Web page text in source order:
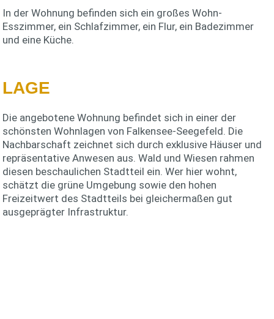
In der Wohnung befinden sich ein großes Wohn-
Esszimmer, ein Schlafzimmer, ein Flur, ein Badezimmer
und eine Küche.
LAGE
Die angebotene Wohnung befindet sich in einer der
schönsten Wohnlagen von Falkensee-Seegefeld. Die
Nachbarschaft zeichnet sich durch exklusive Häuser und
repräsentative Anwesen aus. Wald und Wiesen rahmen
diesen beschaulichen Stadtteil ein. Wer hier wohnt,
schätzt die grüne Umgebung sowie den hohen
Freizeitwert des Stadtteils bei gleichermaßen gut
ausgeprägter Infrastruktur.